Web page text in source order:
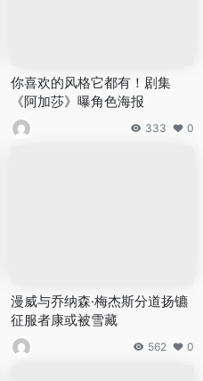
你喜欢的风格它都有！剧集
《阿加莎》曝角色海报
333 0
漫威与乔纳森·梅杰斯分道扬镳
征服者康或被雪藏
562 0